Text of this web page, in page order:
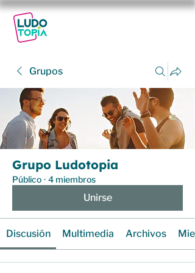
Grupos
Grupo Ludotopia
Público · 4 miembros
Unirse
Discusión Multimedia Archivos